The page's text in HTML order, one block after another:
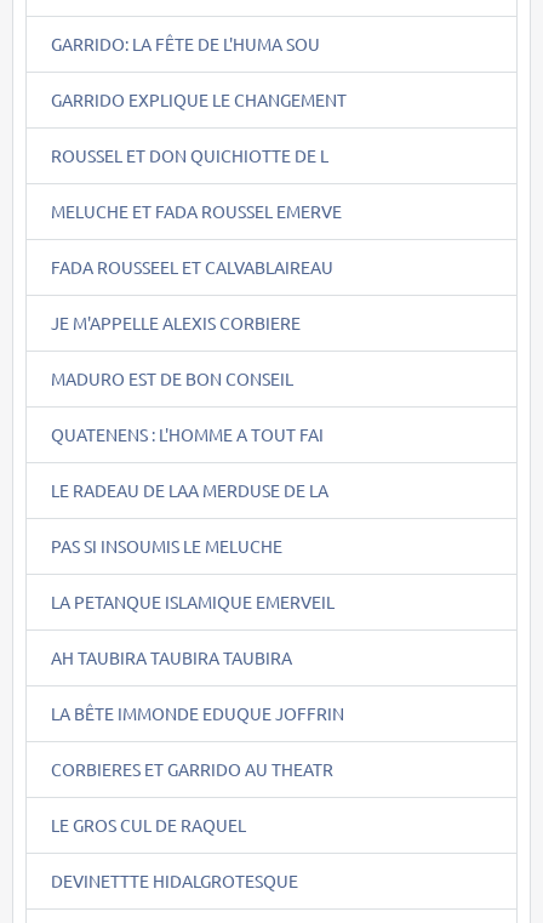
GARRIDO: LA FÊTE DE L'HUMA SOU
GARRIDO EXPLIQUE LE CHANGEMENT
ROUSSEL ET DON QUICHIOTTE DE L
MELUCHE ET FADA ROUSSEL EMERVE
FADA ROUSSEEL ET CALVABLAIREAU
JE M'APPELLE ALEXIS CORBIERE
MADURO EST DE BON CONSEIL
QUATENENS : L'HOMME A TOUT FAI
LE RADEAU DE LAA MERDUSE DE LA
PAS SI INSOUMIS LE MELUCHE
LA PETANQUE ISLAMIQUE EMERVEIL
AH TAUBIRA TAUBIRA TAUBIRA
LA BÊTE IMMONDE EDUQUE JOFFRIN
CORBIERES ET GARRIDO AU THEATR
LE GROS CUL DE RAQUEL
DEVINETTTE HIDALGROTESQUE